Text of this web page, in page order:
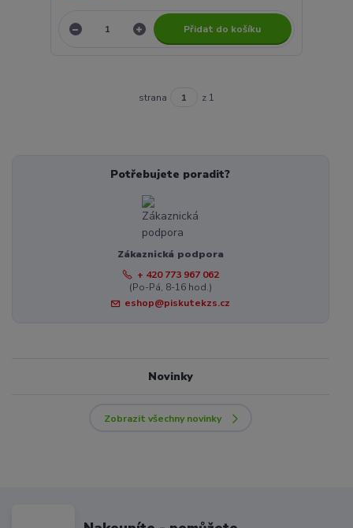
Přidat do košíku
strana z 1
Potřebujete poradit?
Zákaznická podpora
+ 420 773 967 062
(Po-Pá, 8-16 hod.)
eshop@piskutekzs.cz
Novinky
Zobrazit všechny novinky